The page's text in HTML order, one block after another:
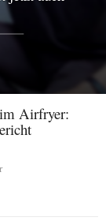
im Airfryer: